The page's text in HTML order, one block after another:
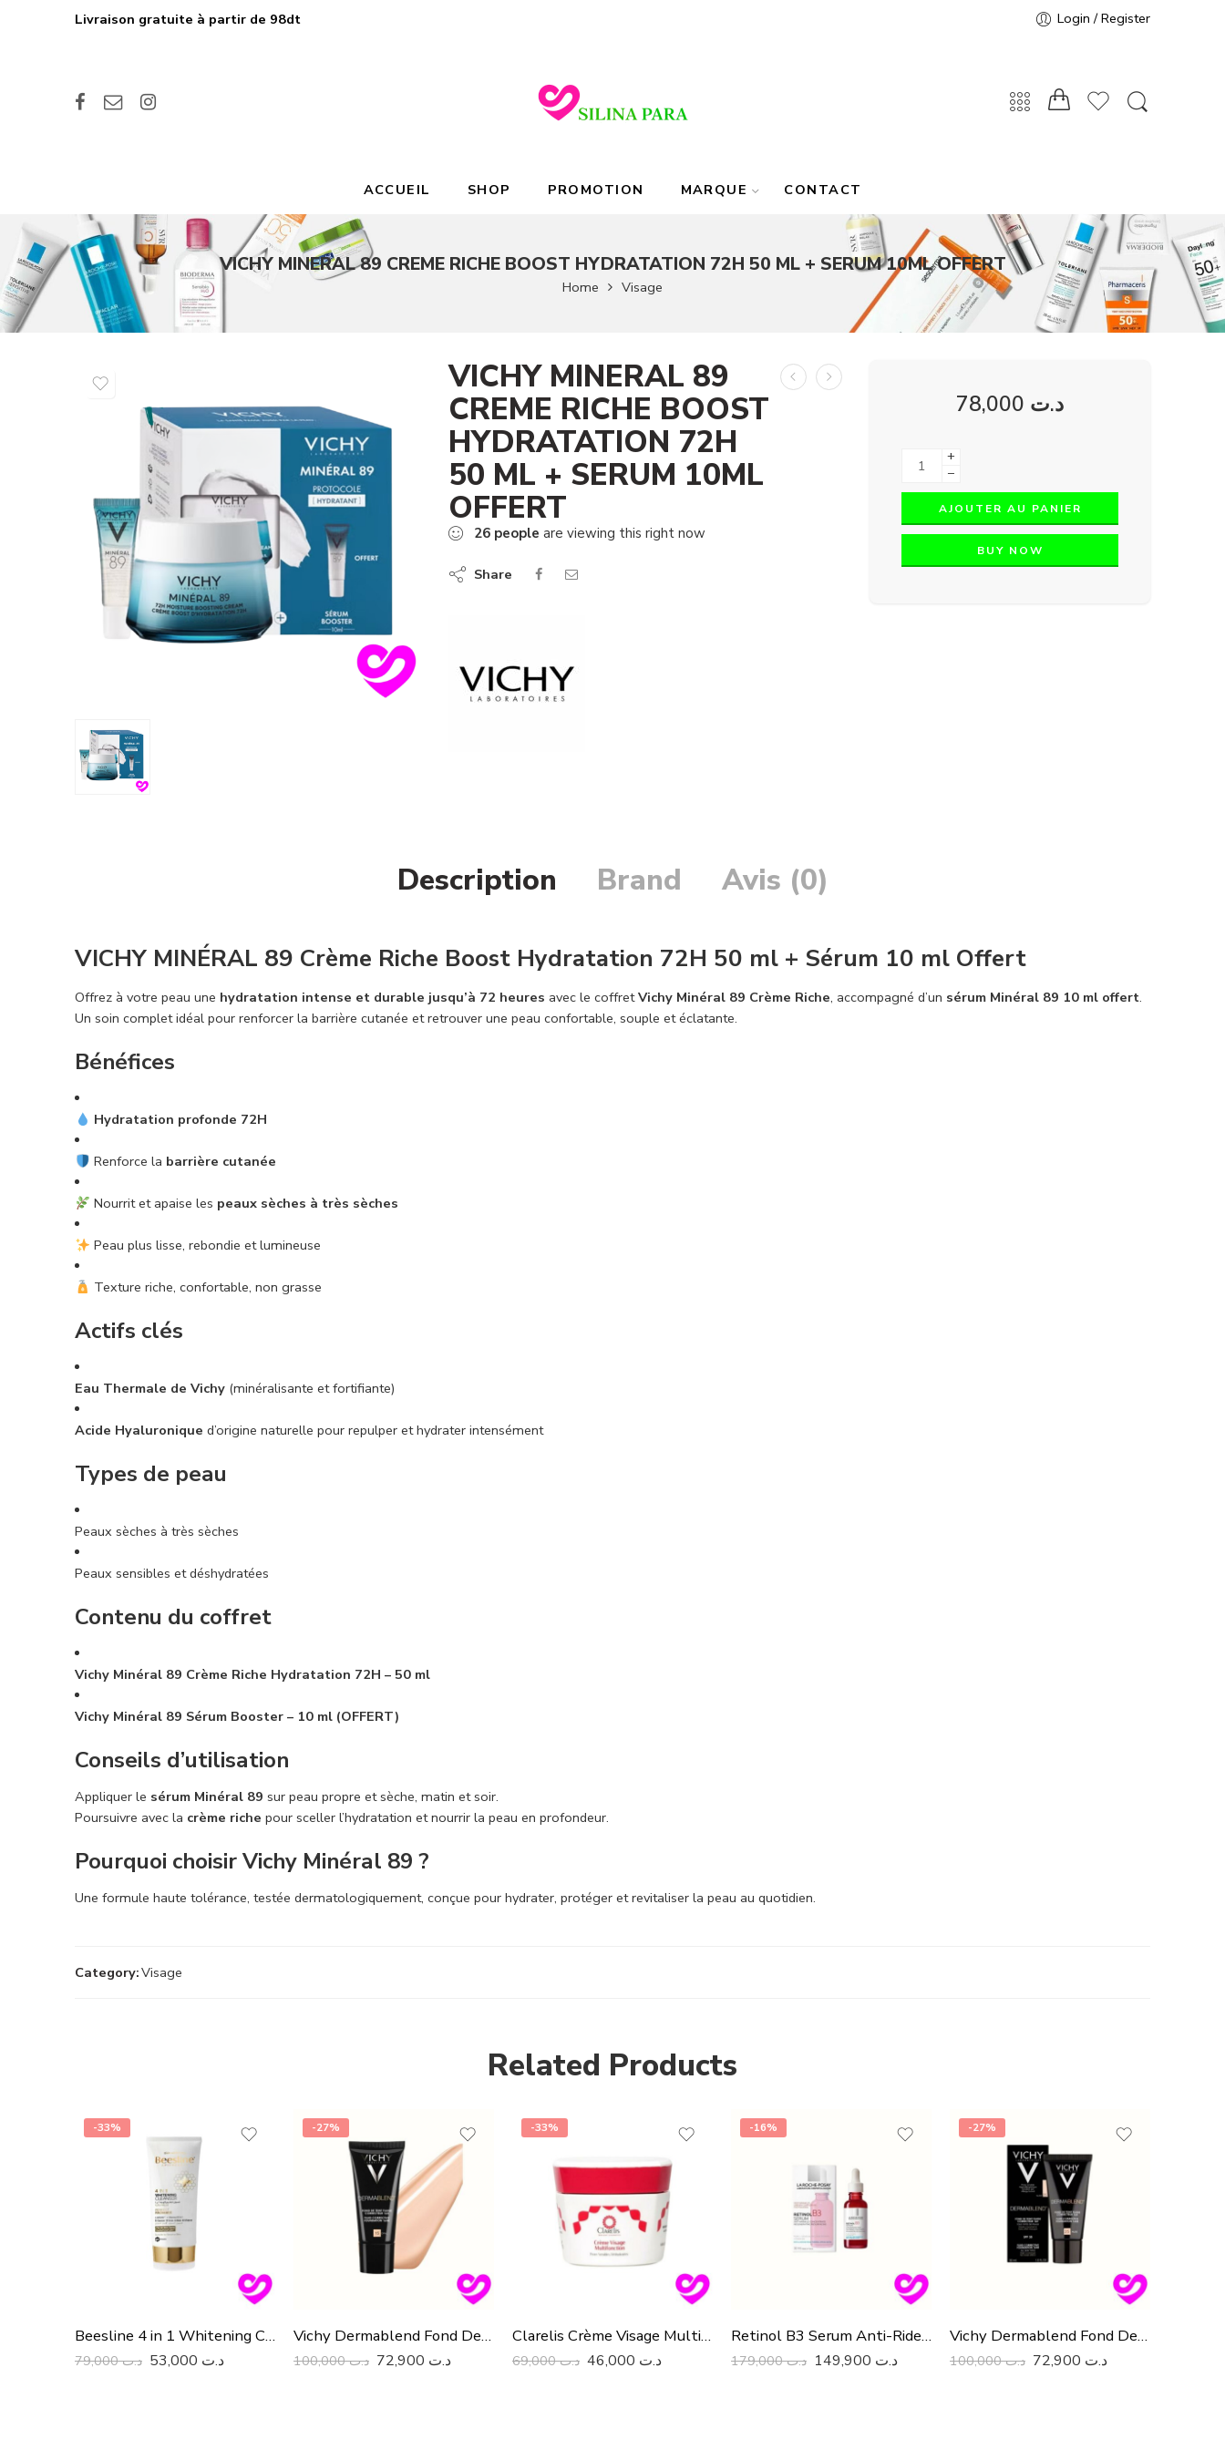
Livraison gratuite à partir de 98dt Login / Register
ACCUEIL SHOP PROMOTION MARQUE CONTACT
VICHY MINERAL 89 CREME RICHE BOOST HYDRATATION 72H 50 ML + SERUM 10ML OFFERT
Home Visage
VICHY MINERAL 89
CREME RICHE BOOST
HYDRATATION 72H
50 ML + SERUM 10ML
OFFERT
26 people are viewing this right now
Share
د.ت
+
−
AJOUTER AU PANIER
BUY NOW
Description Brand Avis (0)
VICHY MINÉRAL 89 Crème Riche Boost Hydratation 72H 50 ml + Sérum 10 ml Offert
Offrez à votre peau une hydratation intense et durable jusqu’à 72 heures avec le coffretVichy Minéral 89 Crème Riche, accompagné d’un sérum Minéral 89 10 ml offert.
Un soin complet idéal pour renforcer la barrière cutanée et retrouver une peau confortable, souple et éclatante.
Bénéfices
Hydratation profonde 72H
Renforce la barrière cutanée
Nourrit et apaise les peaux sèches à très sèches
Peau plus lisse, rebondie et lumineuse
Texture riche, confortable, non grasse
Actifs clés
Eau Thermale de Vichy (minéralisante et fortifiante)
Acide Hyaluronique d’origine naturelle pour repulper et hydrater intensément
Types de peau
Peaux sèches à très sèches
Peaux sensibles et déshydratées
Contenu du coffret
Vichy Minéral 89 Crème Riche Hydratation 72H – 50 ml
Vichy Minéral 89 Sérum Booster – 10 ml (OFFERT)
Conseils d’utilisation
Appliquer le sérum Minéral 89 sur peau propre et sèche, matin et soir.
Poursuivre avec la crème riche pour sceller l’hydratation et nourrir la peau en profondeur.
Pourquoi choisir Vichy Minéral 89 ?
Une formule haute tolérance, testée dermatologiquement, conçue pour hydrater, protéger et revitaliser la peau au quotidien.
Category:Visage
Related Products
-33%
Beesline 4 in 1 Whitening Cleanser Perfect Radiance 150 ML
د.ت79,000 د.ت
-27%
Vichy Dermablend Fond De Teint Fluide Correcteure Teinte 15 Opal, 30ML
د.ت100,000 د.ت
-33%
Clarelis Crème Visage Multifonction, 50ml
د.ت69,000 د.ت
-16%
Retinol B3 Serum Anti-Rides Au Retinol Regenerant Resurfacant 30Ml
د.ت179,000 د.ت
-27%
Vichy Dermablend Fond DeTeint Fluide Correcteure16H Spf 35 N°25 Nude
د.ت100,000 د.ت